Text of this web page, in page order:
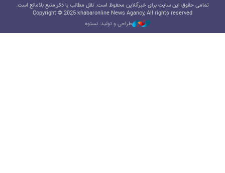
تمامی حقوق این سایت برای خبرآنلاین محفوظ است. نقل مطالب با ذکر منبع بلامانع است.
Copyright © 2025 khabaronline News Agancy, All rights reserved
طراحی و تولید: نستوه